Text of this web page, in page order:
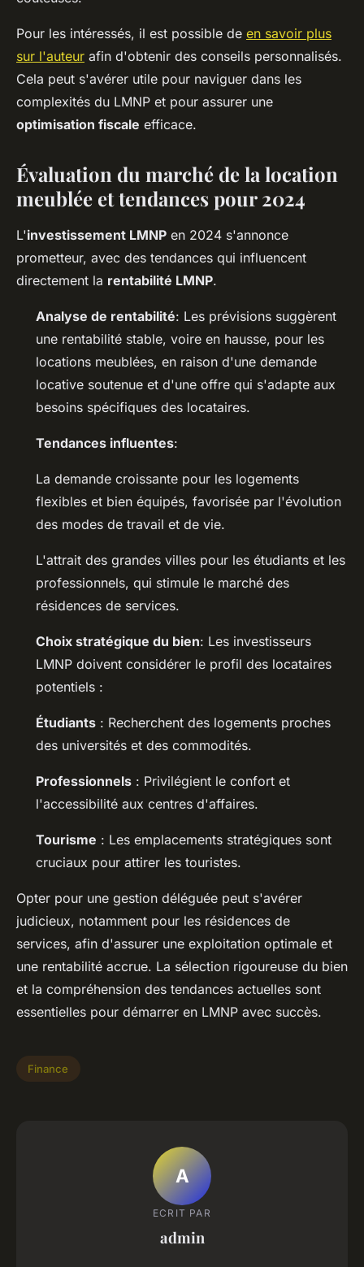
Pour les intéressés, il est possible de en savoir plus
sur l'auteur afin d'obtenir des conseils personnalisés.
Cela peut s'avérer utile pour naviguer dans les
complexités du LMNP et pour assurer une
optimisation fiscale efficace.
Évaluation du marché de la location
meublée et tendances pour 2024
L'investissement LMNP en 2024 s'annonce
prometteur, avec des tendances qui influencent
directement la rentabilité LMNP.
Analyse de rentabilité: Les prévisions suggèrent
une rentabilité stable, voire en hausse, pour les
locations meublées, en raison d'une demande
locative soutenue et d'une offre qui s'adapte aux
besoins spécifiques des locataires.
Tendances influentes:
La demande croissante pour les logements
flexibles et bien équipés, favorisée par l'évolution
des modes de travail et de vie.
L'attrait des grandes villes pour les étudiants et les
professionnels, qui stimule le marché des
résidences de services.
Choix stratégique du bien: Les investisseurs
LMNP doivent considérer le profil des locataires
potentiels :
Étudiants : Recherchent des logements proches
des universités et des commodités.
Professionnels : Privilégient le confort et
l'accessibilité aux centres d'affaires.
Tourisme : Les emplacements stratégiques sont
cruciaux pour attirer les touristes.
Opter pour une gestion déléguée peut s'avérer
judicieux, notamment pour les résidences de
services, afin d'assurer une exploitation optimale et
une rentabilité accrue. La sélection rigoureuse du bien
et la compréhension des tendances actuelles sont
essentielles pour démarrer en LMNP avec succès.
Finance
A
ECRIT PAR
admin